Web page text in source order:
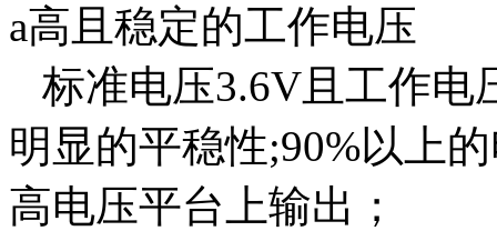
a高且稳定的工作电压
标准电压3.6V且工作电
明显的平稳性;90%以上
高电压平台上输出；